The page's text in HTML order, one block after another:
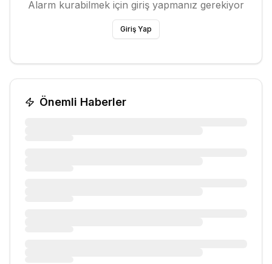
Alarm kurabilmek için giriş yapmanız gerekiyor
Giriş Yap
Önemli Haberler